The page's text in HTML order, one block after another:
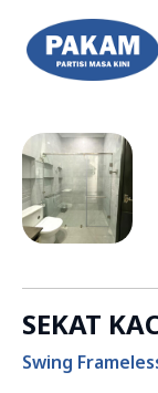
SEKAT
Swing